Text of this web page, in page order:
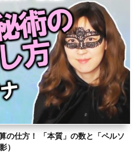
の仕方！ 「本質」の数と「ペルソ
）